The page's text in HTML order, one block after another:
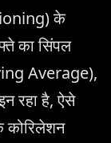
के
का सिंपल
Average),
रहा है, ऐसे
कोरिलेशन